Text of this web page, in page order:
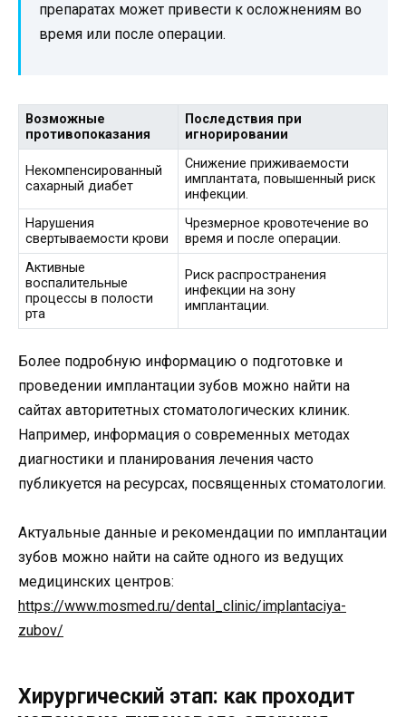
препаратах может привести к осложнениям во
время или после операции.
Возможные
противопоказания
Последствия при
игнорировании
Некомпенсированный
сахарный диабет
Снижение приживаемости
имплантата, повышенный риск
инфекции.
Нарушения
свертываемости крови
Чрезмерное кровотечение во
время и после операции.
Активные
воспалительные
процессы в полости
рта
Риск распространения
инфекции на зону
имплантации.
Более подробную информацию о подготовке и
проведении имплантации зубов можно найти на
сайтах авторитетных стоматологических клиник.
Например, информация о современных методах
диагностики и планирования лечения часто
публикуется на ресурсах, посвященных стоматологии.
Актуальные данные и рекомендации по имплантации
зубов можно найти на сайте одного из ведущих
медицинских центров:
https://www.mosmed.ru/dental_clinic/implantaciya-
zubov/
Хирургический этап: как проходит